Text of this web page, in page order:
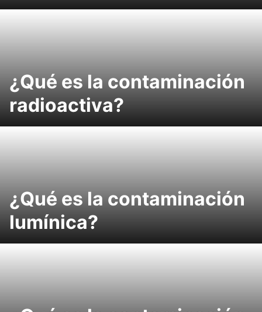
¿Qué es la contaminación
radioactiva?
¿Qué es la contaminación
lumínica?